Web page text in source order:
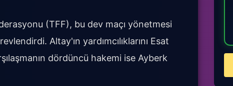
(TFF), bu dev maçı yönetmesi
Altay'ın yardımcılıklarını Esat
dördüncü hakemi ise Ayberk